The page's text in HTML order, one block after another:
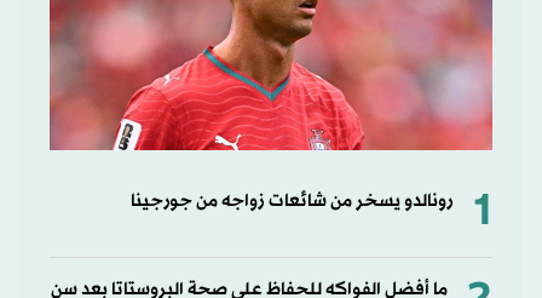
1 رونالدو يسخر من شائعات زواجه من جورجينا
ما أفضل الفواكه للحفاظ على صحة البروستاتا بعد سن